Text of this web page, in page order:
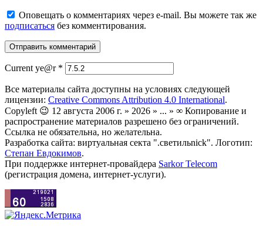
Оповещать о комментариях через e-mail. Вы можете так же
подписаться без комментирования.
Current ye@r *
Все материалы сайта доступны на условиях следующей
лицензии: Creative Commons Attribution 4.0 International.
Copyleft 😉 12 августа 2006 г. » 2026 » ... » ∞ Копирование и
распространение материалов разрешено без ограничений.
Ссылка не обязательна, но желательна.
Разработка сайта: виртуальная секта ".светильnick". Логотип:
Степан Евдокимов.
При поддержке интернет-провайдера Sarkor Telecom
(регистрация домена, интернет-услуги).